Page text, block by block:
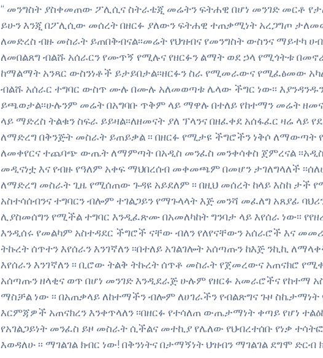
መንግስት ያስቀመጠው ፖሊሲና ስትራቴጂ መሬትን ፍትሐዊ በሆነ መንገድ መርቶ
ይሁን እንጂ በፖሊሲው መሰረት በዘርፉ ያለውን ፍትሐዊ ተጠቃሚነት አረጋግጦ
ለመድረስ ብዙ መስራት ይጠበቅብናል፡፡መሬት የህዝብና የመንግስት ውስንና ማይተካ
ለመበልጸግ ብልሹ አሰራርን የሙጥኝ የሚሉና የዘርፉን ልማት ወደ ኃላ የሚጎትቱ
ከማልማት አንጻር ውስንነቶች ይታይበታል፡፡ዘርፉን ስራ የሚመራውና የሚፈፅመው
ብልሹ አሰራር ተግባር ውስጥ ሙሉ በሙሉ አለመወጣቱ ሌላው ችግር ነው፡፡
ይጫወታል፡፡ሁሉንም መሬት በአግባቡ ጥቅም ላይ ማዋሉ በተለይ የከተማን መሬት
ላይ ማድረስ ትልቁን ስፍራ ይይዛል፡፡ለዘመናት ያለ ፕላንና በዘፈቀደ አሰፋፈር ዛሬ ላይ
ለማድረግ በቅንጅት መስራት ይጠይቃል ፡፡ በዘርፉ የሚታዩ ችግሮችን ነቅሶ ለማውጣት
ለመቀየርና ተጨባጭ ውጤት ለማምጣት በአዲስ መንፈስ መንቀሳቀስ ጀምረናል ፡፡አዲስ
መዲናነቷ እና የብዙ የዓለም አቀፍ ማህበረሰብ መቀመጫም በመሆን ታገለግላለች
ለማድረግ መስራት ጊዜ የሚሰጠው ጉዳዩ አይደለም ፡፡ በዚህ መሰረት ከላይ እስከ
አስተሳሰብንና ተግባርን ብሎም ተገልጋይን የማጉላላት እጅ መንሻ መፈለግ አጸያፊ
ሊያስመሰግን የሚችል ተግባር እንዲፈጽሙ በአመለካከት ግንባታ ላይ እየሰራ ነው፡፡
እንዲሰሩ የመልካም አስተዳደር ችግሮች ናቸው ብለን የለየናቸውን አሰራሮች እና
ትኩረት ሰጥተን እየሰራን እንገኛለን ፡፡በተለይ አገልገሎት አሰጣጡን ከእጅ ንኪኪ
እየሰራን እንገኛለን ፡፡ ቢሮው ትልቅ ትኩረት ሰጥቶ መስራት የጀመረውና አጠናክሮ
አሰጣጡን ዘላቂና ወጥ በሆነ መንገድ እንዲደራጅ ሁሉም የዘርፉ አመራሮችና የከተማ
ማስቻል ነው ፡፡ በአጠቃላይ ለከተማችን ብሎም ለሀገራችን የብልጽግና ጉዞ
እርምጃዎች አጠናክረን እንቀጥላለን ፡፡በዘርፉ የተሳለጠ ውጤታማነት ቀጣይ የሆነ
የአገልጋይነት መንፈስ ይዞ መስራት ሲችልና መተኪያ የሌለው የህብረተሰቡ የነቃ
እወዳለሁ ፡፡ ማገልገል ክብር ነው! በቅንነትና በታማኝነት ህዝብን ማገልገል ደግሞ ድርብ
icon